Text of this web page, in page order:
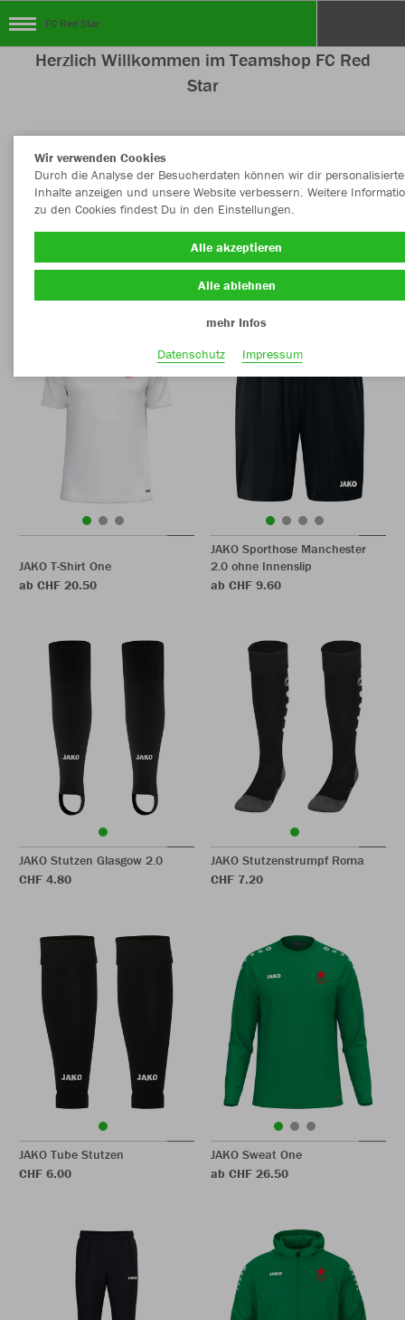
FC Red Star
Herzlich Willkommen im Teamshop FC Red
Star
Farbe Style
Sportart MEHR FILTER
JAKO T-Shirt One
ab CHF 20.50
JAKO Sporthose Manchester
2.0 ohne Innenslip
ab CHF 9.60
JAKO Stutzen Glasgow 2.0
CHF 4.80
JAKO Stutzenstrumpf Roma
CHF 7.20
JAKO Tube Stutzen
CHF 6.00
JAKO Sweat One
ab CHF 26.50
Wir verwenden Cookies
Durch die Analyse der Besucherdaten können wir dir personalisierte
Inhalte anzeigen und unsere Website verbessern. Weitere
zu den Cookies findest Du in den Einstellungen.
Alle akzeptieren
Alle ablehnen
mehr Infos
Datenschutz
Impressum